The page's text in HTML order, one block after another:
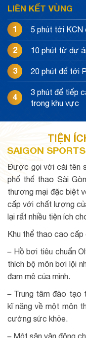
LIÊN KẾT VÙNG
1 5 phút tới KCN
2 10 phút từ dự
3 20 phút để tới
4
3 phút để tiếp
trong khu vực
TIỆN
SAIGON
Được gọi với cái tên
phố thể thao Sài
thương mại đặc biệt
cấp với chất lượng
lại rất nhiều tiện ích
Khu thể thao cao
– Hồ bơi tiêu chuẩn
thích bộ môn bơi lội
đam mê của mình.
– Trung tâm đào tạo
kĩ năng về một môn
cường sức khỏe.
– Một sân vận động